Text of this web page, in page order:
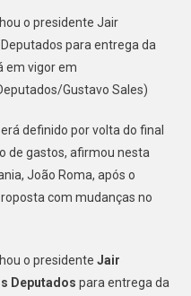
Do
Novo
Família
Será
Definido
No
Final
o presidente Jair
para entrega da
em vigor em
Gustavo Sales)
definido por volta do final
de gastos, afirmou nesta
João Roma, após o
com mudanças no
o presidente Jair
Deputados para entrega da